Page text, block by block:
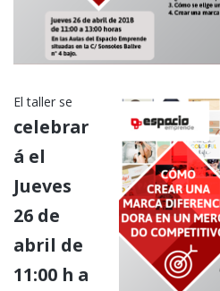
El taller se
celebrar
á el
Jueves
26 de
abril de
11:00 h a